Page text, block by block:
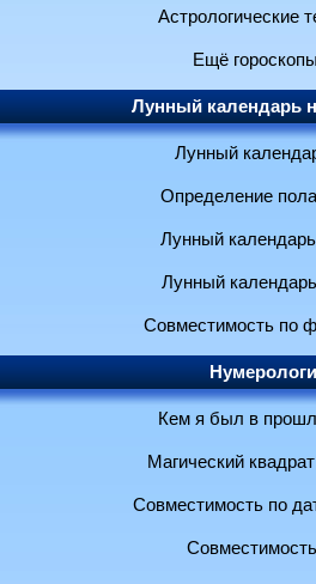
Астрологические
Ещё
Лунный календарь
Лунный
Определение
Лунный
Лунный
Совместимость по
Кем я был в
Магический
Совместимость по